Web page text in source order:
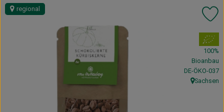
Obst & Gemüse
Vorratskammer
regional
, Verband:
100%
Bioanbau
,DE-ÖKO-037
, Herkunft:
Sachsen